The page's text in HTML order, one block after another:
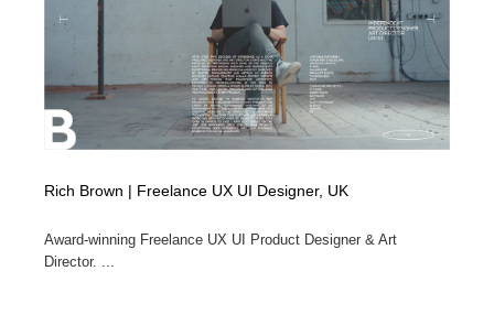
Rich Brown | Freelance UX UI Designer, UK
Award-winning Freelance UX UI Product Designer & Art
Director. ...